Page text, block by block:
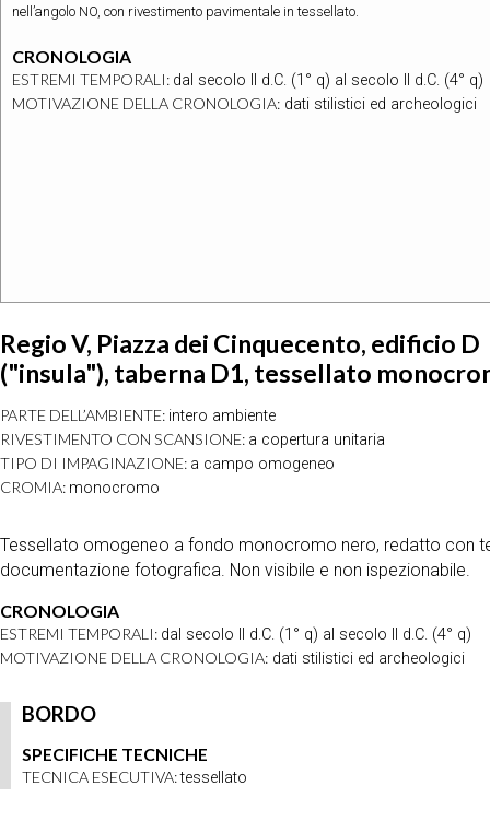
nell’angolo NO, con rivestimento pavimentale in tessellato.
CRONOLOGIA
ESTREMI TEMPORALI: dal secolo II d.C. (1° q) al secolo II d.C. (4° q)
MOTIVAZIONE DELLA CRONOLOGIA: dati stilistici ed archeologici
Regio V, Piazza dei Cinquecento, edificio D
("insula"), taberna D1, tessellato
PARTE DELL’AMBIENTE: intero ambiente
RIVESTIMENTO CON SCANSIONE: a copertura unitaria
TIPO DI IMPAGINAZIONE: a campo omogeneo
CROMIA: monocromo
Tessellato omogeneo a fondo monocromo nero, redatto con
documentazione fotografica. Non visibile e non ispezionabile.
CRONOLOGIA
ESTREMI TEMPORALI: dal secolo II d.C. (1° q) al secolo II d.C. (4° q)
MOTIVAZIONE DELLA CRONOLOGIA: dati stilistici ed archeologici
BORDO
SPECIFICHE TECNICHE
TECNICA ESECUTIVA:tessellato